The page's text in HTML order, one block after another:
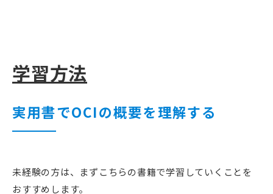
学習方法
実用書でOCIの概要を理解する
未経験の方は、まずこちらの書籍で学習していくことを
おすすめします。